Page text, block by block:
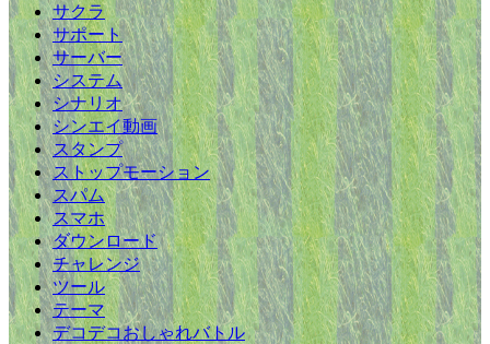
サクラ
サポート
サーバー
システム
シナリオ
シンエイ動画
スタンプ
ストップモーション
スパム
スマホ
ダウンロード
チャレンジ
ツール
テーマ
デコデコおしゃれバトル